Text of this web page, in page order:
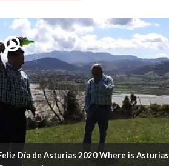
Día de Asturias 2020 Where is Asturias